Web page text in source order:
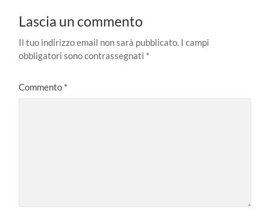
Lascia un commento
Il tuo indirizzo email non sarà pubblicato. I campi
obbligatori sono contrassegnati *
Commento *